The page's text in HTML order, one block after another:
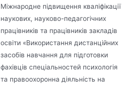
Міжнародне підвищення кваліфікації
наукових, науково-педагогічних
працівників та працівників закладів
освіти «Використання дистанційних
засобів навчання для підготовки
фахівців спеціальностей психологія
та правоохоронна діяльність на